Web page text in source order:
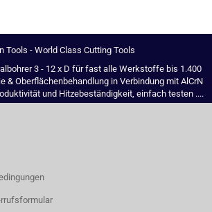
Tools - World Class Cutting Tools
3 - 12 x D für fast alle Werkstoffe bis 1.400
& Oberflächenbehandlung in Verbindung mit AlCrN
und Hitzebeständigkeit, einfach testen ....